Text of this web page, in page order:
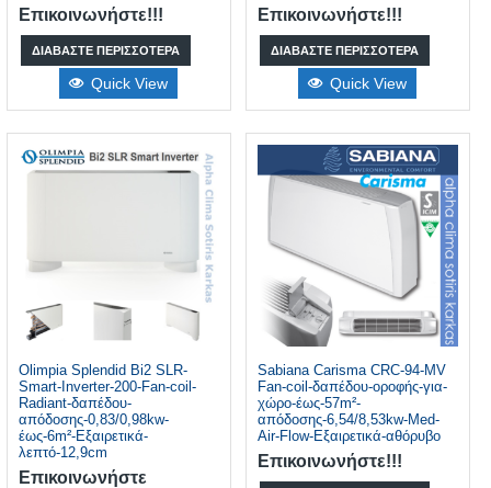
Επικοινωνήστε!!!
ΔΙΑΒΆΣΤΕ ΠΕΡΙΣΣΌΤΕΡΑ
Quick View
Επικοινωνήστε!!!
ΔΙΑΒΆΣΤΕ ΠΕΡΙΣΣΌΤΕΡΑ
Quick View
Olimpia Splendid Bi2 SLR-
Smart-Inverter-200-Fan-coil-
Radiant-δαπέδου-
απόδοσης-0,83/0,98kw-
έως-6m²-Εξαιρετικά-
λεπτό-12,9cm
Επικοινωνήστε
Sabiana Carisma CRC-94-MV
Fan-coil-δαπέδου-οροφής-για-
χώρο-έως-57m²-
απόδοσης-6,54/8,53kw-Med-
Air-Flow-Εξαιρετικά-αθόρυβο
Επικοινωνήστε!!!